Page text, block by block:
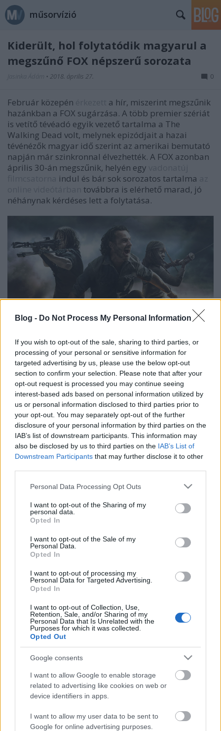
Blog - Do Not Process My Personal Information
If you wish to opt-out of the sale, sharing to third parties, or
processing of your personal or sensitive information for
targeted advertising by us, please use the below opt-out
section to confirm your selection. Please note that after your
opt-out request is processed you may continue seeing
interest-based ads based on personal information utilized by
us or personal information disclosed to third parties prior to
your opt-out. You may separately opt-out of the further
disclosure of your personal information by third parties on the
IAB’s list of downstream participants. This information may
also be disclosed by us to third parties on the IAB’s List of
Downstream Participants that may further disclose it to other
Please note that this website/app uses one or more Google
not limited to your visit or usage behaviour. You may click to
grant or deny consent to Google and its third-party tags to
use your data for below specified purposes in below Google
consent section.
Personal Data Processing Opt Outs
I want to opt-out of the Sharing of my
personal data.
Opted In
I want to opt-out of the Sale of my
Personal Data.
Opted In
I want to opt-out of processing my
Personal Data for Targeted Advertising.
Opted In
I want to opt-out of Collection, Use,
Retention, Sale, and/or Sharing of my
Personal Data that Is Unrelated with the
Purposes for which it was collected.
Opted Out
Google consents
I want to allow Google to enable storage
related to advertising like cookies on web or
device identifiers in apps.
I want to allow my user data to be sent to
Google for online advertising purposes.
műsorvízió
Kiderült, hol folytatódik magyarul a
megszűnő FOX népszerű sorozata
• 2018. április 27. 0
Február közepén
a hír, miszerint megszűnik
hazánkban a FOX sugárzása. A több premier szériát
is vetítő tévéadó egyik vezető tartalma a The
Walking Dead volt, melynek epizódjait a hazai
tévénézők magyar idő szerint az amerikai bemutató
napján már szinkronnal élvezhették. A FOX azonban
április 30-án megszűnik, helyén egy
indul és bár sok sorozatos tartalma
továbbra is elérhető marad, jó
néhánynak kérdéses lett a folytatása.
Az egyik ilyen a The Walking Dead, melynek
legfrissebb, nyolcadik évada még képernyőre
kerülhetett a FOX-on, a folytatásról azonban sokáig
nem tudhattunk semmit. Most azonban kiderült,
hogy ősszel hazánkban is folytatódik a sorozat,
ugyanis az RTL Spike műsorán lesz látható
szinkronnal a népszerű posztapokaliptikus széria -
tudta mega SorozatWiki. A portál azt is megírta,
hogy az RTL Spike-on május 21-től kezdődően az
elejétől kezdve képernyőre kerülnek a The Walking
Dead epizódjai.
Címkék:FOX The Walking Dead
sorozatokat vetítő tévécsatorna
Szinkronhangok: Szerelemre várva
(Hayatimin Aski)
Mától négy napig nem láthatjuk a Duna